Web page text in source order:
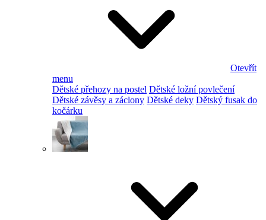
Otevřít
menu
Dětské přehozy na postel Dětské ložní povlečení
Dětské závěsy a záclony Dětské deky Dětský fusak do
kočárku